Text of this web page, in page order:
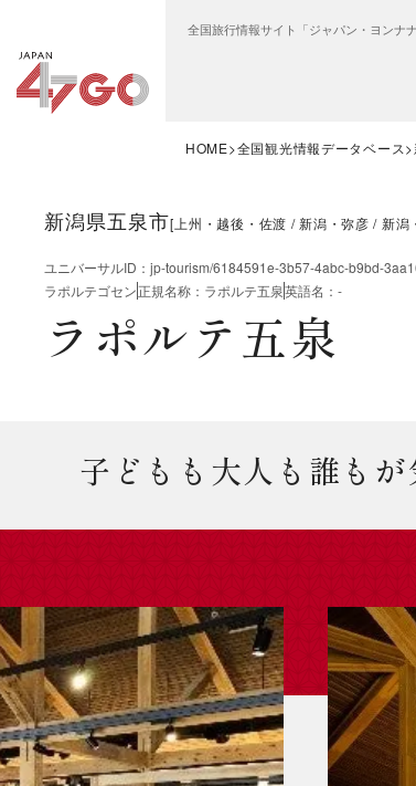
全国旅行情報サイト「ジャパン・ヨンナ
HOME 全国観光情報データベース
新潟県五泉市[ 上州・越後・佐渡 新潟・弥彦 新潟
ユニバーサルID ： jp-tourism/6184591e-3b57-4abc-b9bd-
ラポルテゴセン正規名称 ： ラポルテ五泉英語名 ： -
ラポルテ五泉
子どもも大人も誰も